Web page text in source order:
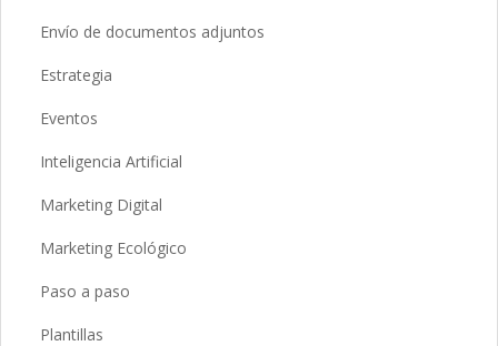
Envío de documentos adjuntos
Estrategia
Eventos
Inteligencia Artificial
Marketing Digital
Marketing Ecológico
Paso a paso
Plantillas